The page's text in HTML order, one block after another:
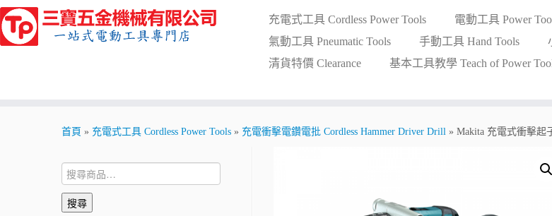
Skip
to
content
充電式工具 Cordless Power Tools 電動工具 Power
氣動工具 Pneumatic Tools
手動工具 Hand Tools
清貨特價 Clearance
基本工具教學 Teach of Power
首頁 » 充電式工具 Cordless Power Tools » 充電衝擊電鑽電批 Cordless Hammer Driver Drill » Makita 充電式衝擊起
搜
尋:
搜尋